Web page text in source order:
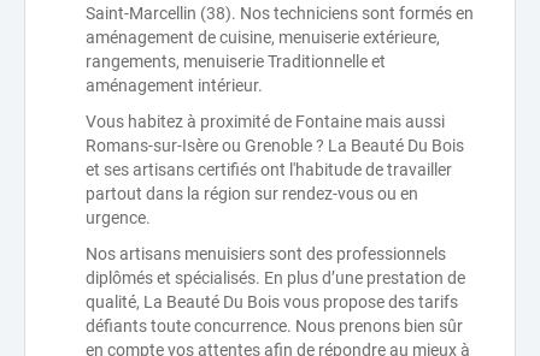
Saint-Marcellin (38). Nos techniciens sont formés en
aménagement de cuisine, menuiserie extérieure,
rangements, menuiserie Traditionnelle et
aménagement intérieur.
Vous habitez à proximité de Fontaine mais aussi
Romans-sur-Isère ou Grenoble ? La Beauté Du Bois
et ses artisans certifiés ont l'habitude de travailler
partout dans la région sur rendez-vous ou en
urgence.
Nos artisans menuisiers sont des professionnels
diplômés et spécialisés. En plus d’une prestation de
qualité, La Beauté Du Bois vous propose des tarifs
défiants toute concurrence. Nous prenons bien sûr
en compte vos attentes afin de répondre au mieux à